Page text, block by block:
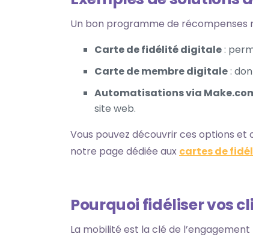
Un bon programme de récompenses
Carte de fidélité digitale:
Carte de membre digitale:
Automatisations via
site web.
Vous pouvez découvrir ces options
notre page dédiée aux cartes de
Pourquoi fidéliser vos
La mobilité est la clé de